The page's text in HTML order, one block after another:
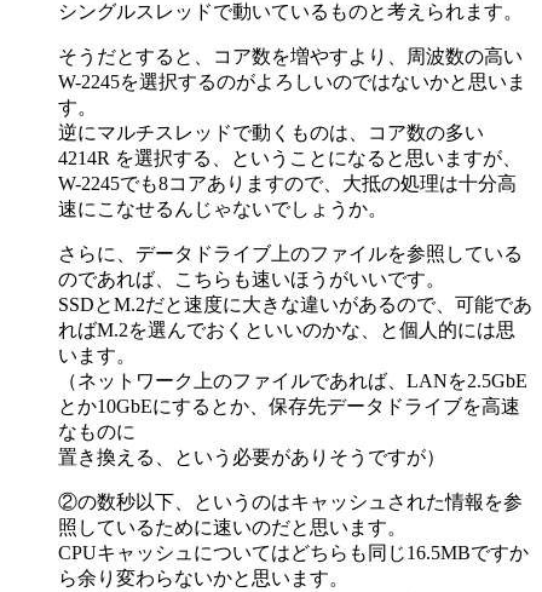
シングルスレッドで動いているものと考えられます。
そうだとすると、コア数を増やすより、周波数の高い
W-2245を選択するのがよろしいのではないかと思いま
す。
逆にマルチスレッドで動くものは、コア数の多い
4214R を選択する、ということになると思いますが、
W-2245でも8コアありますので、大抵の処理は十分高
速にこなせるんじゃないでしょうか。
さらに、データドライブ上のファイルを参照している
のであれば、こちらも速いほうがいいです。
SSDとM.2だと速度に大きな違いがあるので、可能であ
ればM.2を選んでおくといいのかな、と個人的には思
います。
（ネットワーク上のファイルであれば、LANを2.5GbE
とか10GbEにするとか、保存先データドライブを高速
なものに
置き換える、という必要がありそうですが）
②の数秒以下、というのはキャッシュされた情報を参
照しているために速いのだと思います。
CPUキャッシュについてはどちらも同じ16.5MBですか
ら余り変わらないかと思います。